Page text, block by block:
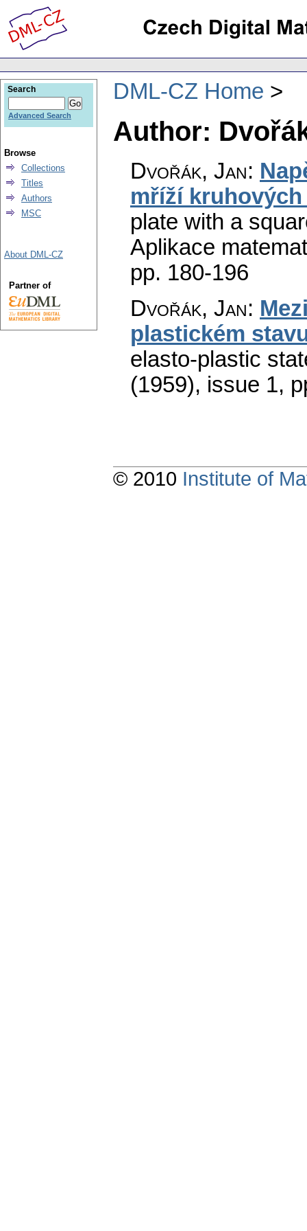
DML-CZ Home
Author:
Dvořák, Jan:
mříží
plate with a
Aplikace
pp. 180-196
Dvořák, Jan:
plastickém
elasto-plastic
(1959), issue 1,
Search
Advanced Search
Browse
Collections
Titles
Authors
MSC
About DML-CZ
Partner of
© 2010 Institute of